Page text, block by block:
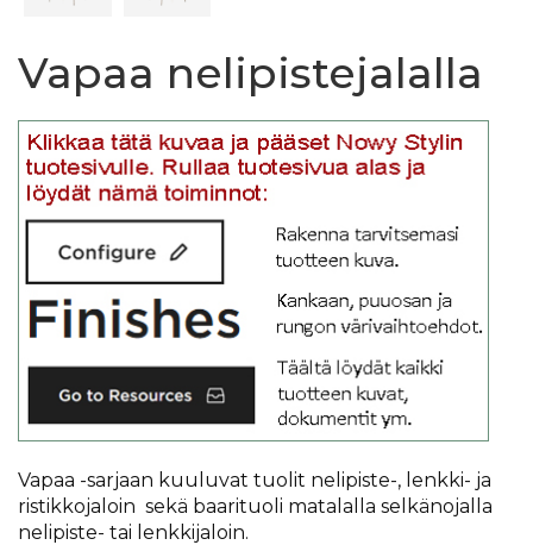
Vapaa nelipistejalalla
Vapaa -sarjaan kuuluvat tuolit nelipiste-, lenkki- ja
ristikkojaloin sekä baarituoli matalalla selkänojalla
nelipiste- tai lenkkijaloin.